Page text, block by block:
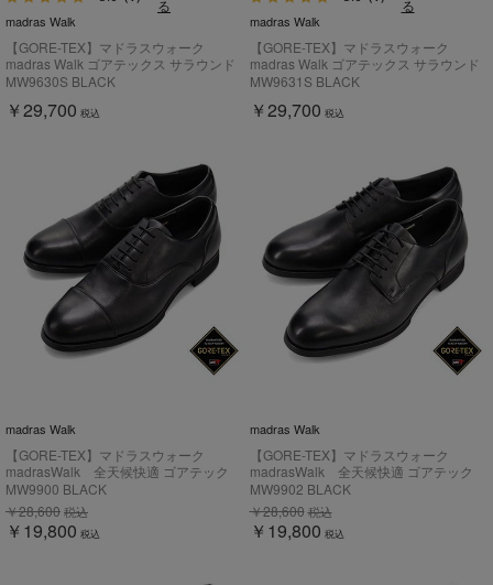
る
madras Walk
【GORE-TEX】マドラスウォーク
madras Walk ゴアテックス サラウンド
フットウェア 内羽根ストレートチップ
MW9630S BLACK
￥29,700 税込
る
madras Walk
【GORE-TEX】マドラスウォーク
madras Walk ゴアテックス サラウンド
フットウェア 外羽根プレーントウドレ
MW9631S BLACK
￥29,700 税込
madras Walk
【GORE-TEX】マドラスウォーク
madrasWalk 全天候快適 ゴアテック
ス 内羽根ストレートチップドレスシュ
ーズ MW9900
MW9900 BLACK
￥19,800 税込
￥28,600税込
madras Walk
【GORE-TEX】マドラスウォーク
madrasWalk 全天候快適 ゴアテック
ス 外羽根プレーントウドレスシュー
ズ MW9902
MW9902 BLACK
￥19,800 税込
￥28,600税込